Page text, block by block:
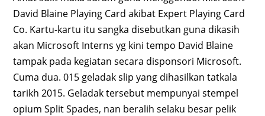
David Blaine Playing Card akibat Expert Playing Card
Co. Kartu-kartu itu sangka disebutkan guna dikasih
akan Microsoft Interns yg kini tempo David Blaine
tampak pada kegiatan secara disponsori Microsoft.
Cuma dua. 015 geladak slip yang dihasilkan tatkala
tarikh 2015. Geladak tersebut mempunyai stempel
opium Split Spades, nan beralih selaku besar pelik